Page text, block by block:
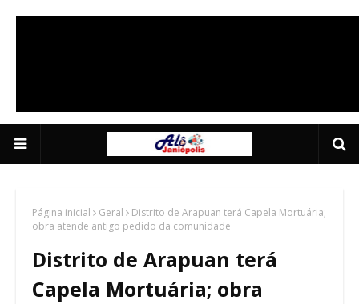
Página inicial Geral
Distrito de Arapuan terá Capela Mortuária;
obra atende antigo pedido da comunidade
Distrito de Arapuan terá
Capela Mortuária; obra